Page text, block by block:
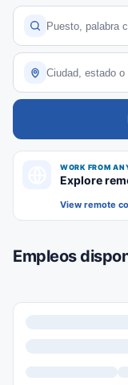
WORK FROM
Explore
View remote
Empleos